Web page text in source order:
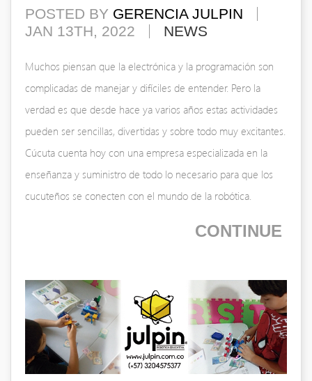
POSTED BY GERENCIA JULPIN
JAN 13TH, 2022
NEWS
Muchos piensan que la electrónica y la programación son
complicadas de manejar y difíciles de entender. Pero la
verdad es que desde hace ya varios años estas actividades
pueden ser sencillas, divertidas y sobre todo muy excitantes.
Cúcuta cuenta hoy con una empresa especializada en la
enseñanza y suministro de todo lo necesario para que los
cucuteños se conecten con el mundo de la robótica.
CONTINUE